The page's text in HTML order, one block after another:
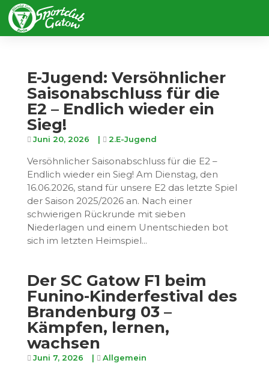
E-Jugend: Versöhnlicher
Saisonabschluss für die
E2 – Endlich wieder ein
Sieg!
Juni 20, 2026 | 2.E-Jugend
Versöhnlicher Saisonabschluss für die E2 –
Endlich wieder ein Sieg! Am Dienstag, den
16.06.2026, stand für unsere E2 das letzte Spiel
der Saison 2025/2026 an. Nach einer
schwierigen Rückrunde mit sieben
Niederlagen und einem Unentschieden bot
sich im letzten Heimspiel...
Der SC Gatow F1 beim
Funino-Kinderfestival des
Brandenburg 03 –
Kämpfen, lernen,
wachsen
Juni 7, 2026 | Allgemein